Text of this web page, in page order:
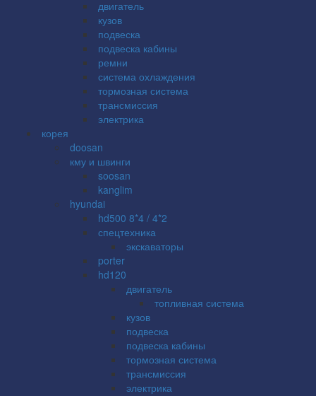
двигатель
кузов
подвеска
подвеска кабины
ремни
система охлаждения
тормозная система
трансмиссия
электрика
корея
doosan
кму и швинги
soosan
kanglim
hyundai
hd500 8*4 / 4*2
спецтехника
экскаваторы
porter
hd120
двигатель
топливная система
кузов
подвеска
подвеска кабины
тормозная система
трансмиссия
электрика